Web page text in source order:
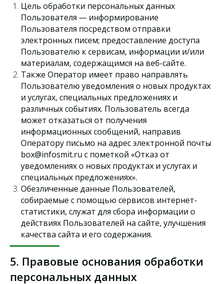
Цель обработки персональных данных
Пользователя — информирование
Пользователя посредством отправки
электронных писем; предоставление доступа
Пользователю к сервисам, информации и/или
материалам, содержащимся на веб-сайте.
Также Оператор имеет право направлять
Пользователю уведомления о новых продуктах
и услугах, специальных предложениях и
различных событиях. Пользователь всегда
может отказаться от получения
информационных сообщений, направив
Оператору письмо на адрес электронной почты
box@infosmit.ru с пометкой «Отказ от
уведомлениях о новых продуктах и услугах и
специальных предложениях».
Обезличенные данные Пользователей,
собираемые с помощью сервисов интернет-
статистики, служат для сбора информации о
действиях Пользователей на сайте, улучшения
качества сайта и его содержания.
5. Правовые основания обработки
персональных данных